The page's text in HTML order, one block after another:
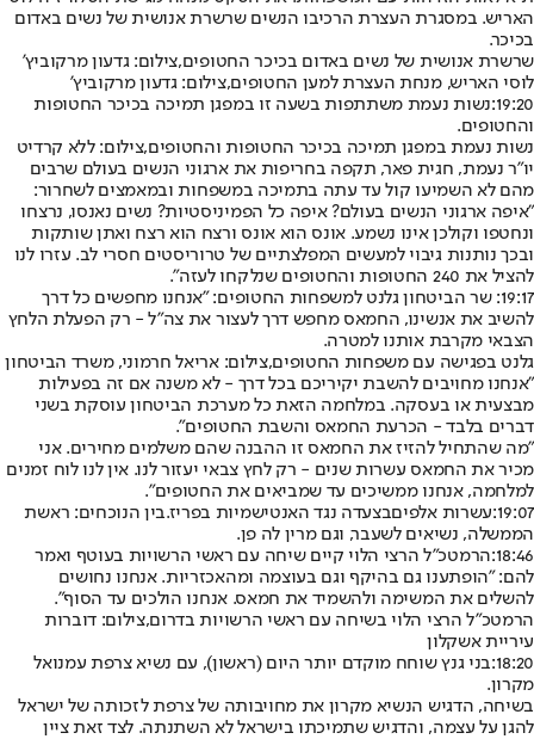
האריש. במסגרת העצרת הרכיבו הנשים שרשרת אנושית של נשים באדום
בכיכר.
שרשרת אנושית של נשים באדום בכיכר החטופים,צילום: גדעון מרקוביץ'
לוסי האריש, מנחת העצרת למען החטופים,צילום: גדעון מרקוביץ'
19:20: נשות נעמת משתתפות בשעה זו במפגן תמיכה בכיכר החטופות
והחטופים.
נשות נעמת במפגן תמיכה בכיכר החטופות והחטופים,צילום: ללא קרדיט
יו"ר נעמת, חגית פאר, תקפה בחריפות את ארגוני הנשים בעולם שרבים
מהם לא השמיעו קול עד עתה בתמיכה במשפחות ובמאמצים לשחרור:
"איפה ארגוני הנשים בעולם? איפה כל הפמיניסטיות? נשים נאנסו, נרצחו
ונחטפו וקולכן אינו נשמע. אונס הוא אונס ורצח הוא רצח ואתן שותקות
ובכך נותנות גיבוי למעשים המפלצתיים של טרוריסטים חסרי לב. עזרו לנו
להציל את 240 החטופות והחטופים שנלקחו לעזה".
19:17: שר הביטחון גלנט למשפחות החטופים: "אנחנו מחפשים כל דרך
להשיב את אנשינו, החמאס מחפש דרך לעצור את צה"ל - רק הפעלת הלחץ
הצבאי מקרבת אותנו למטרה.
גלנט בפגישה עם משפחות החטופים,צילום: אריאל חרמוני, משרד הביטחון
"אנחנו מחויבים להשבת יקיריכם בכל דרך - לא משנה אם זה בפעילות
מבצעית או בעסקה. במלחמה הזאת כל מערכת הביטחון עוסקת בשני
דברים בלבד - הכרעת החמאס והשבת החטופים״.
"מה שהתחיל להזיז את החמאס זו ההבנה שהם משלמים מחירים. אני
מכיר את החמאס עשרות שנים - רק לחץ צבאי יעזור לנו. אין לנו לוח זמנים
למלחמה, אנחנו ממשיכים עד שמביאים את החטופים".
19:07
:עשרות אלפיםבצעדה נגד האנטישמיות בפריז.בין הנוכחים: ראשת
הממשלה, נשיאים לשעבר, וגם מרין לה פן.
18:46: הרמטכ"ל הרצי הלוי קיים שיחה עם ראשי הרשויות בעוטף ואמר
להם: "הופתענו גם בהיקף וגם בעוצמה ומהאכזריות. אנחנו נחושים
להשלים את המשימה ולהשמיד את חמאס. אנחנו הולכים עד הסוף".
הרמטכ"ל הרצי הלוי בשיחה עם ראשי הרשויות בדרום,צילום: דוברות
עיריית אשקלון
18:20: בני גנץ שוחח מוקדם יותר היום (ראשון), עם נשיא צרפת עמנואל
מקרון.
בשיחה, הדגיש הנשיא מקרון את מחויבותה של צרפת לזכותה של ישראל
להגן על עצמה, והדגיש שתמיכתו בישראל לא השתנתה. לצד זאת ציין